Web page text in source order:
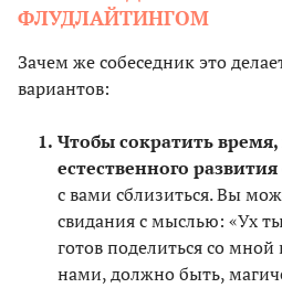
ФЛУДЛАЙТИНГОМ
Зачем же собеседник это
вариантов:
Чтобы сократить
естественного
с вами сблизиться. Вы
свидания с мыслью: «Ух
готов поделиться со
нами, должно быть,